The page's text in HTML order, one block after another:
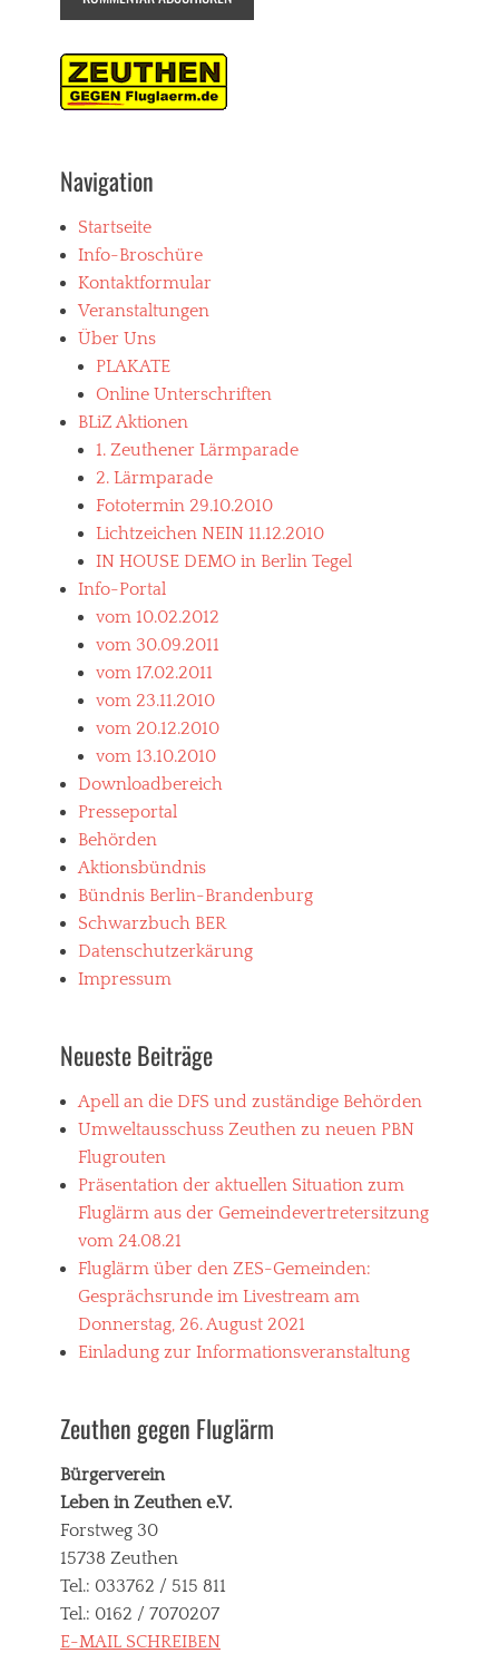
Navigation
Startseite
Info-Broschüre
Kontaktformular
Veranstaltungen
Über Uns
PLAKATE
Online Unterschriften
BLiZ Aktionen
1. Zeuthener Lärmparade
2. Lärmparade
Fototermin 29.10.2010
Lichtzeichen NEIN 11.12.2010
IN HOUSE DEMO in Berlin Tegel
Info-Portal
vom 10.02.2012
vom 30.09.2011
vom 17.02.2011
vom 23.11.2010
vom 20.12.2010
vom 13.10.2010
Downloadbereich
Presseportal
Behörden
Aktionsbündnis
Bündnis Berlin-Brandenburg
Schwarzbuch BER
Datenschutzerkärung
Impressum
Neueste Beiträge
Apell an die DFS und zuständige Behörden
Umweltausschuss Zeuthen zu neuen PBN
Flugrouten
Präsentation der aktuellen Situation zum
Fluglärm aus der Gemeindevertretersitzung
vom 24.08.21
Fluglärm über den ZES-Gemeinden:
Gesprächsrunde im Livestream am
Donnerstag, 26. August 2021
Einladung zur Informationsveranstaltung
Zeuthen gegen Fluglärm
Bürgerverein
Leben in Zeuthen e.V.
Forstweg 30
15738 Zeuthen
Tel.: 033762 / 515 811
Tel.: 0162 / 7070207
E-MAIL SCHREIBEN